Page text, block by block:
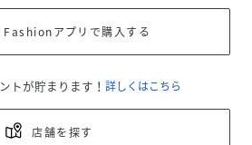
アプリで購入する
トが貯まります！ 詳しくはこちら
店舗を探す